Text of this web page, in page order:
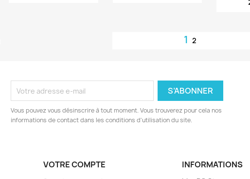
1 2
Vous pouvez vous désinscrire à tout moment. Vous trouverez pour cela nos
informations de contact dans les conditions d'utilisation du site.
VOTRE COMPTE INFORMATIONS